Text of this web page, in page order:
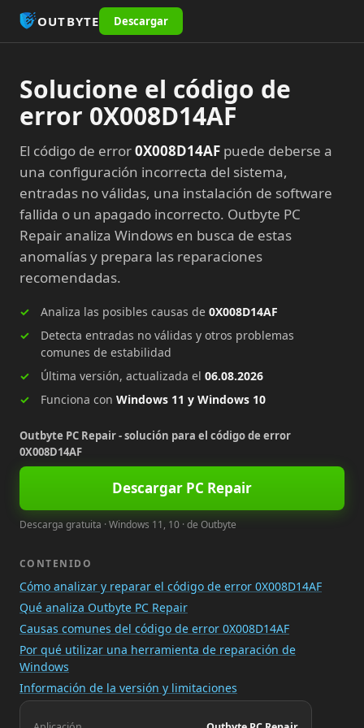
OUTBYTE Descargar
Solucione el código de
error 0X008D14AF
El código de error0X008D14AF puede deberse a
una configuración incorrecta del sistema,
entradas no válidas, una instalación de software
fallida o un apagado incorrecto. Outbyte PC
Repair analiza Windows en busca de estas
anomalías y prepara las reparaciones
recomendadas.
Analiza las posibles causas de 0X008D14AF
Detecta entradas no válidas y otros problemas
comunes de estabilidad
Última versión, actualizada el 06.08.2026
Funciona con Windows 11 y Windows 10
Outbyte PC Repair - solución para el código de error
0X008D14AF
Descargar PC Repair
Descarga gratuita · Windows 11, 10 · de Outbyte
CONTENIDO
Cómo analizar y reparar el código de error 0X008D14AF
Qué analiza Outbyte PC Repair
Causas comunes del código de error 0X008D14AF
Por qué utilizar una herramienta de reparación de
Windows
Información de la versión y limitaciones